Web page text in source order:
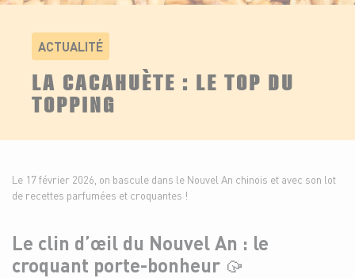
ACTUALITÉ
LA CACAHUÈTE : LE TOP DU
TOPPING
Le 17 février 2026, on bascule dans le Nouvel An chinois et avec son lot
de recettes parfumées et croquantes !
Le clin d’œil du Nouvel An : le
croquant porte-bonheur 🥠